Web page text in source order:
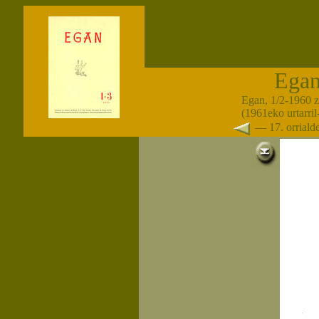
Egan, 1/2-1960
(1961eko
— 17.